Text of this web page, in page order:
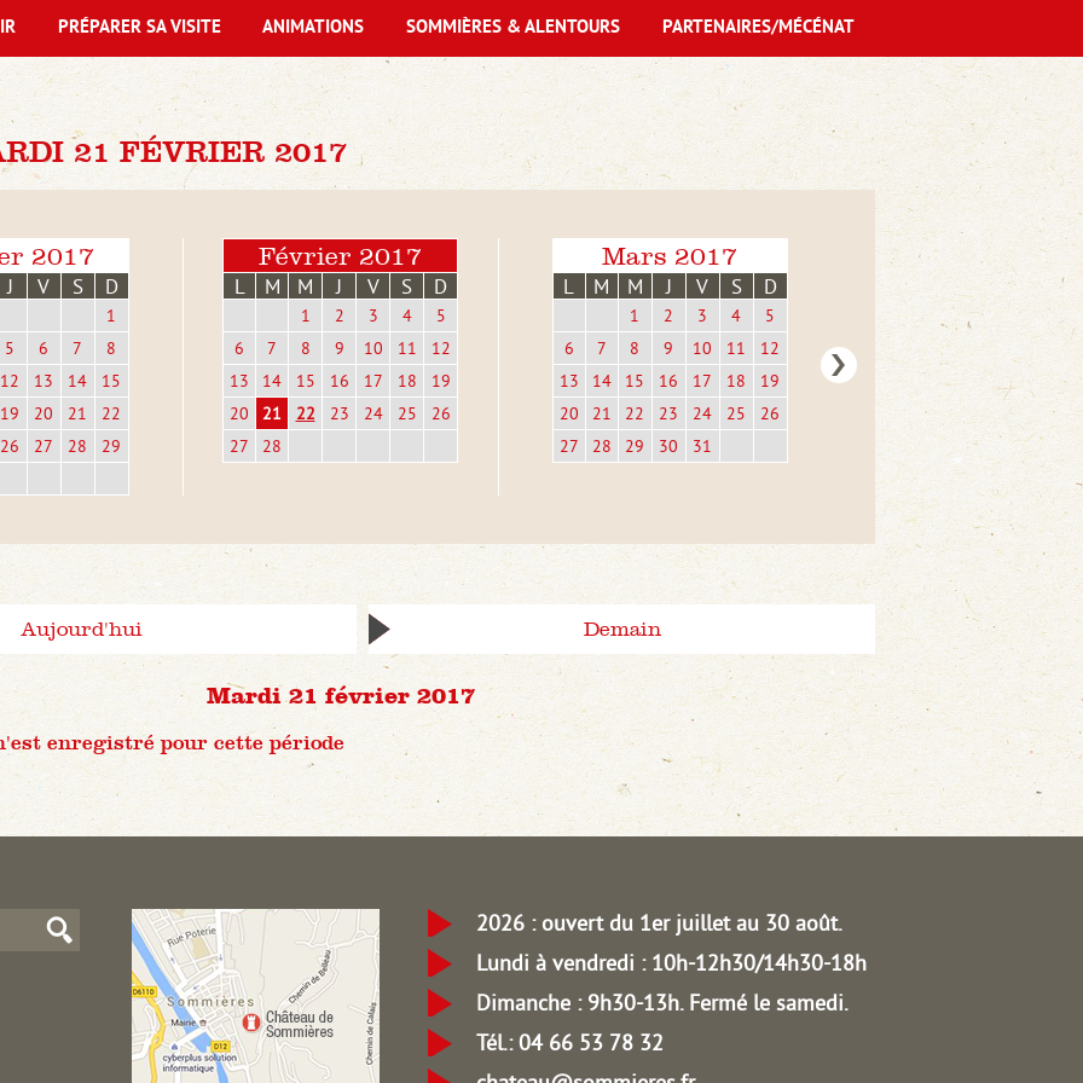
21 FÉVRIER 2017
2017
J V S D
1
5
6 7
8
12
13 14
15
19
20 21
22
26
27 28 29
Février 2017
L M M J V S D
1 2 3 4
5
6
7 8 9 10 11
12
13
14 15 16 17 18
19
20
21 22 23 24 25
26
27
28
Mars 2017
L M M J V S D
1 2 3 4
5
6
7 8 9 10 11
12
13
14 15 16 17 18
19
20
21 22 23 24 25
26
27
28 29 30 31
Aujourd'hui Demain
Mardi 21 février 2017
enregistré pour cette période
PRÉPARER SA VISITE ANIMATIONS SOMMIÈRES & ALENTOURS PARTENAIRES/MÉCÉNAT
2026 : ouvert du 1er juillet au 30 août.
Lundi à vendredi : 10h-12h30/14h30-18h
Dimanche : 9h30-13h. Fermé le samedi.
Tél.: 04 66 53 78 32